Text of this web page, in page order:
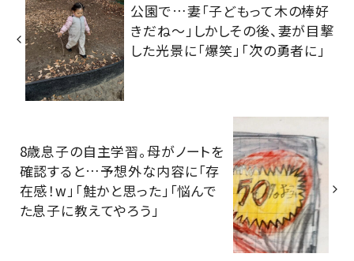
公園で…妻「子どもって木の棒好
きだね～」しかしその後、妻が目撃
した光景に「爆笑」「次の勇者に」
8歳息子の自主学習。母がノートを
確認すると…予想外な内容に「存
在感！w」「鮭かと思った」「悩んで
た息子に教えてやろう」